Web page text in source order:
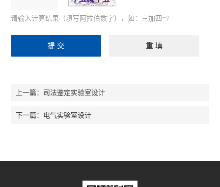
请输入计算结果（填写阿拉伯数字），如：三加四=7
上一篇： 司法鉴定实验室设计
下一篇： 电气实验室设计